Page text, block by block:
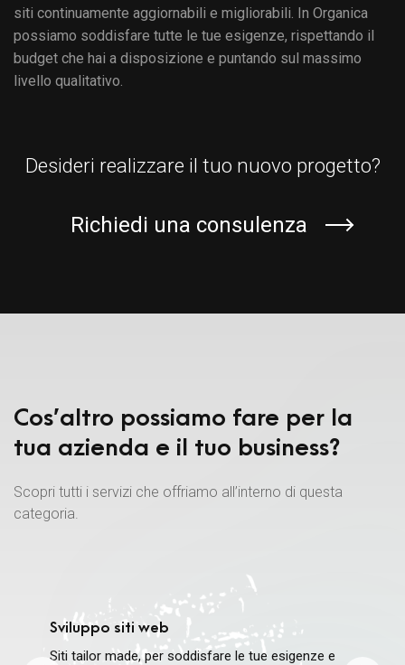
siti continuamente aggiornabili e migliorabili. In Organica
possiamo soddisfare tutte le tue esigenze, rispettando il
budget che hai a disposizione e puntando sul massimo
livello qualitativo.
Desideri realizzare il tuo nuovo progetto?
Richiedi una consulenza
Cos’altro possiamo fare per la
tua azienda e il tuo business?
Scopri tutti i servizi che offriamo all’interno di questa
categoria.
Sviluppo siti web
Siti tailor made, per soddisfare le tue esigenze e